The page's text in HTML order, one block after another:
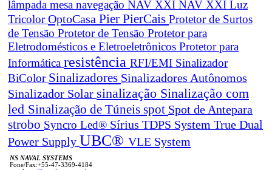
lâmpada mesa navegação NAV XXI NAV XXI Luz
TricolorOptoCasa Pier PierCais Protetor de Surtos
de Tensão Protetor de Tensão Protetor para
Eletrodomésticos e Eletroeletrônicos Protetor para
Informática resistência RFI/EMI Sinalizador
BiColor Sinalizadores Sinalizadores Autônomos
Sinalizador Solar sinalização Sinalização com
led Sinalização de Túneis spot Spot de Antepara
strobo Syncro Led® Sírius TDPS System True Dual
Power Supply UBC® VLE System
NS NAVAL SYSTEMS
Fone/Fax:+55-47-3369-4184